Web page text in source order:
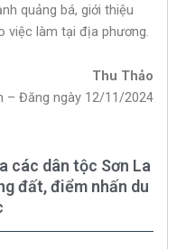
quảng bá, giới thiệu
việc làm tại địa phương.
Thu Thảo
– Đăng ngày 12/11/2024
các dân tộc Sơn La
đất, điểm nhấn du